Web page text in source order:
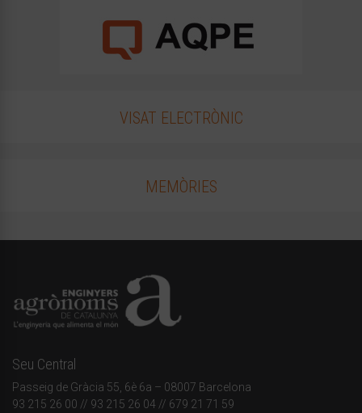
VISAT ELECTRÒNIC
MEMÒRIES
Seu Central
Passeig de Gràcia 55, 6è 6a – 08007 Barcelona
93 215 26 00 // 93 215 26 04 // 679 21 71 59